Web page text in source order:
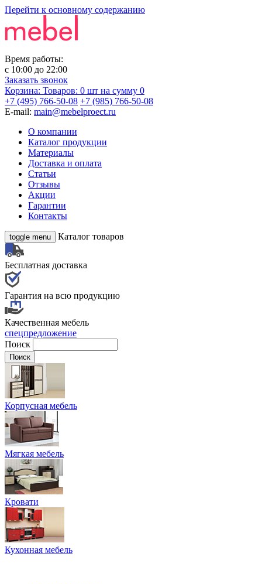
Перейти к основному содержанию
Время работы:
с 10:00 до 22:00
Заказать звонок
Корзина: Товаров: 0 шт на сумму 0
+7 (495) 766-50-08 +7 (985) 766-50-08
E-mail: main@mebelproect.ru
О компании
Каталог продукции
Материалы
Доставка и оплата
Статьи
Отзывы
Акции
Гарантии
Контакты
toggle menu Каталог товаров
Бесплатная доставка
Гарантия на всю продукцию
Качественная мебель
спецпредложение
Поиск
Корпусная мебель
Мягкая мебель
Кровати
Кухонная мебель